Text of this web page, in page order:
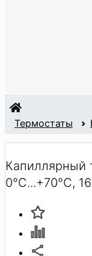
Термостаты
Капиллярный
0°C...+70°C,